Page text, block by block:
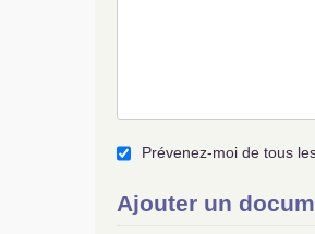
Prévenez-moi de tous
Ajouter un